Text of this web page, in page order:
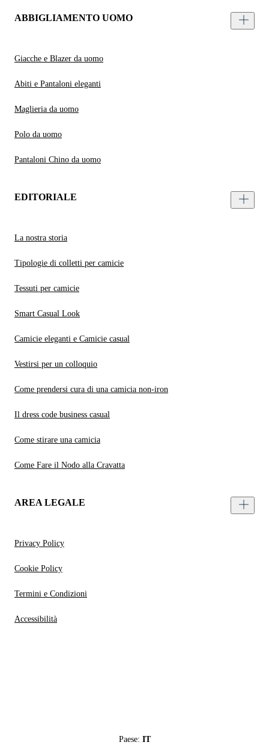
ABBIGLIAMENTO UOMO
Giacche e Blazer da uomo
Abiti e Pantaloni eleganti
Maglieria da uomo
Polo da uomo
Pantaloni Chino da uomo
EDITORIALE
La nostra storia
Tipologie di colletti per camicie
Tessuti per camicie
Smart Casual Look
Camicie eleganti e Camicie casual
Vestirsi per un colloquio
Come prendersi cura di una camicia non-iron
Il dress code business casual
Come stirare una camicia
Come Fare il Nodo alla Cravatta
AREA LEGALE
Privacy Policy
Cookie Policy
Termini e Condizioni
Accessibilità
Paese: IT